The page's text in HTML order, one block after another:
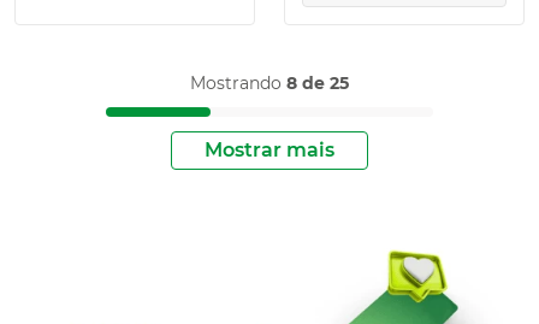
Mostrando 8 de 25
Mostrar mais